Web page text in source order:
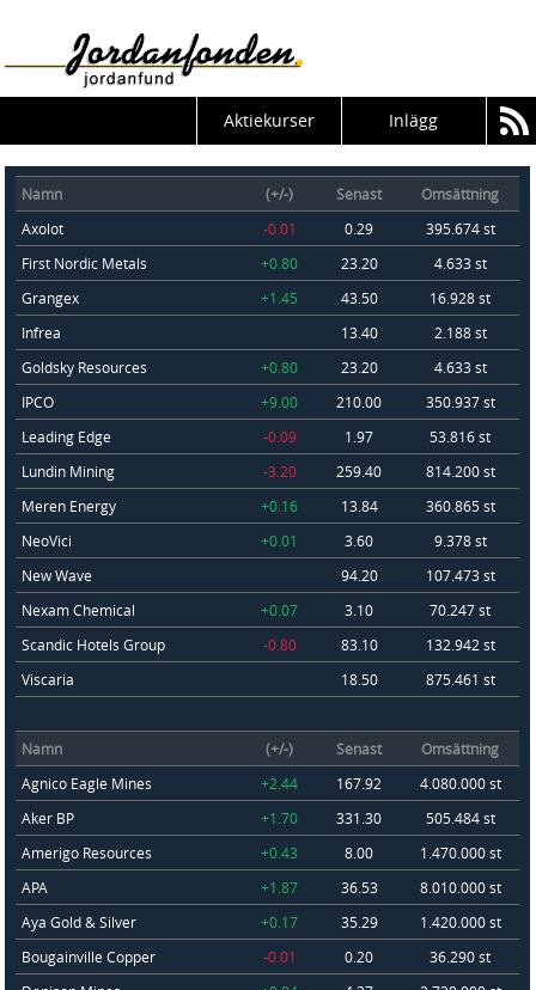
Aktiekurser Inlägg
Namn (+/-) Senast
Omsättning
Axolot
-0.01 0.29
395.674 st
First Nordic Metals
+0.80 23.20
4.633 st
Grangex
+1.45 43.50
16.928 st
Infrea
13.40
2.188 st
Goldsky Resources
+0.80 23.20
4.633 st
IPCO
+9.00 210.00
350.937 st
Leading Edge
-0.09 1.97
53.816 st
Lundin Mining
-3.20 259.40
814.200 st
Meren Energy
+0.16 13.84
360.865 st
NeoVici
+0.01 3.60
9.378 st
New Wave
94.20
107.473 st
Nexam Chemical
+0.07 3.10
70.247 st
Scandic Hotels Group
-0.80 83.10
132.942 st
Viscaria
18.50 875.461 st
Namn (+/-) Senast
Omsättning
Agnico Eagle Mines
+2.44 167.92
4.080.000 st
Aker BP
+1.70 331.30
505.484 st
Amerigo Resources
+0.43 8.00
1.470.000 st
APA
+1.87 36.53
8.010.000 st
Aya Gold & Silver
+0.17 35.29
1.420.000 st
Bougainville Copper
-0.01 0.20
36.290 st